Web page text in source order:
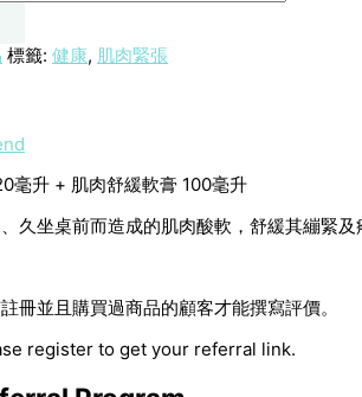
標籤: 健康, 肌肉緊張
毫升 + 肌肉舒緩軟膏 100毫升
久坐桌前而造成的肌肉酸軟，舒緩其繃緊及
冊並且購買過商品的顧客才能撰寫評價。
register to get your referral link.